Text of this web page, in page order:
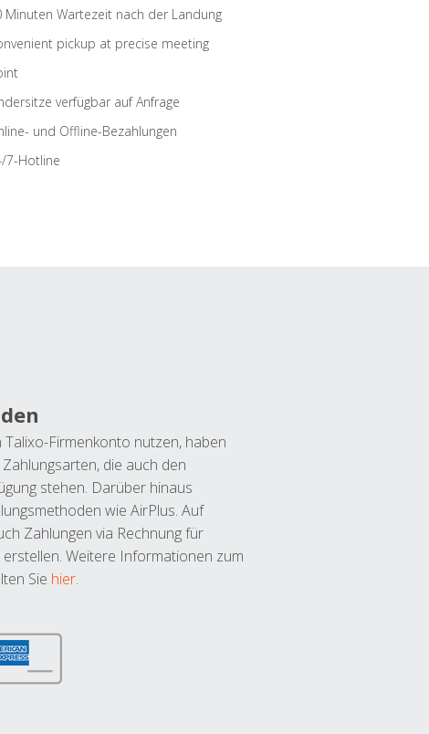
Minuten Wartezeit nach der Landung
pickup at precise meeting
verfügbar auf Anfrage
und Offline-Bezahlungen
7-Hotline
Talixo-Firmenkonto nutzen, haben
die auch den
stehen. Darüber hinaus
wie AirPlus. Auf
Zahlungen via Rechnung für
Weitere Informationen zum
Sie hier.